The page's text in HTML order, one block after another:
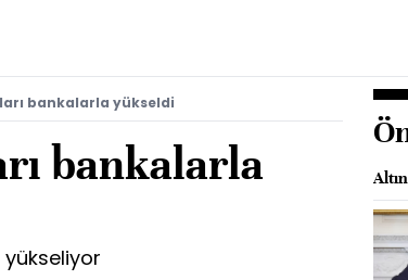
bankalarla yükseldi
bankalarla